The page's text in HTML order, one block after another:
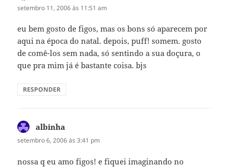
setembro 11, 2006 às 11:51 am
eu bem gosto de figos, mas os bons só aparecem por
aqui na época do natal. depois, puff! somem. gosto
de comê-los sem nada, só sentindo a sua doçura, o
que pra mim já é bastante coisa. bjs
RESPONDER
albinha
setembro 6, 2006 às 3:41 pm
nossa q eu amo figos! e fiquei imaginando no